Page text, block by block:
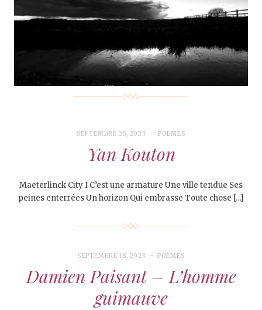
SEPTEMBRE 25, 2023 POÈMES
Yan Kouton
Maeterlinck City I C’est une armature Une ville tendue Ses
peines enterrées Un horizon Qui embrasse Toute chose […]
SEPTEMBRE 18, 2023 POÈMES
Damien Paisant – L’homme
guimauve